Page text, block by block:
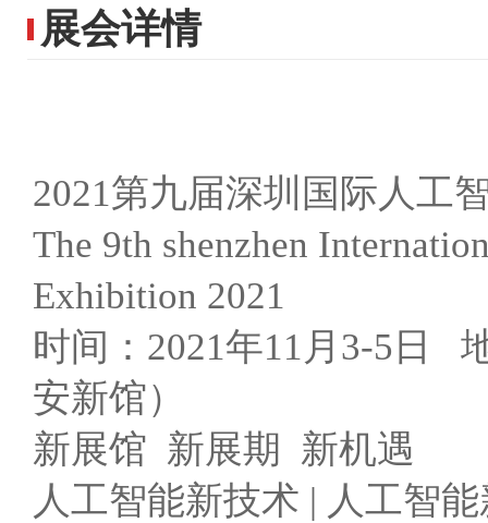
展会详情
2021第九届深圳国际人工
The 9th shenzhen
Exhibition 2021
时间：2021年11月3-5日
安新馆）
新展馆 新展期 新机遇
人工智能新技术 | 人工智